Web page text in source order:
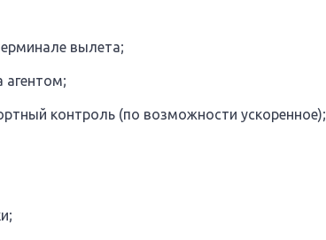
вылета;
агентом;
контроль (по возможности ускоренное);